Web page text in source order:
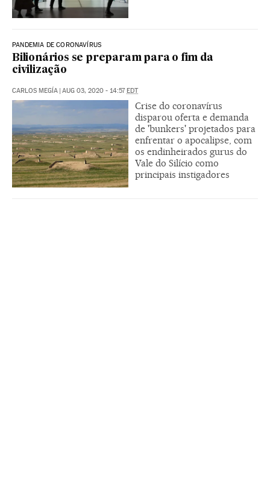
PANDEMIA DE CORONAVÍRUS
Bilionários se preparam para o fim da
civilização
CARLOS MEGÍA | AUG 03, 2020 - 14:57EDT
Crise do coronavírus
disparou oferta e demanda
de 'bunkers' projetados para
enfrentar o apocalipse, com
os endinheirados gurus do
Vale do Silício como
principais instigadores